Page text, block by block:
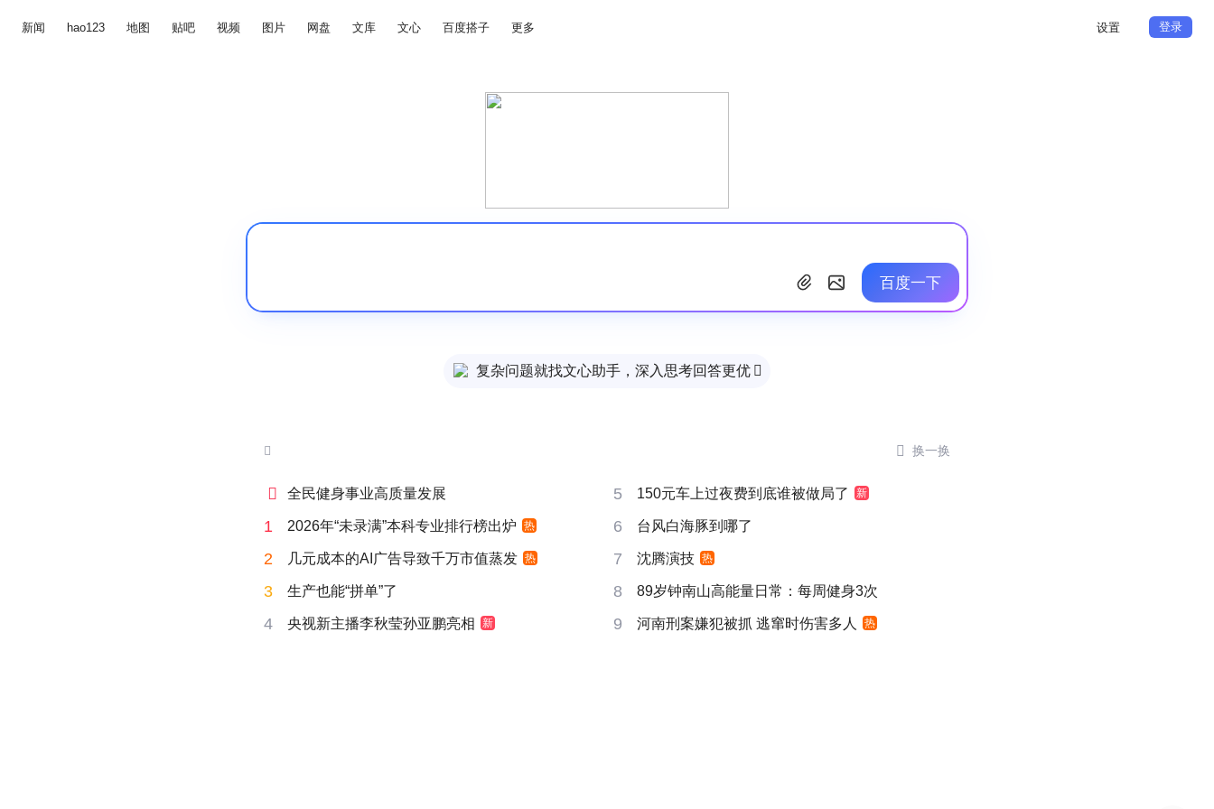
新闻 hao123 地图 贴吧 视频 图片 网盘 文库 文心 百度搭子 更多 设置 登录
百度一下
复杂问题就找文心助手，深入思考回答更优 
  换一换
 全民健身事业高质量发展 5 150元车上过夜费到底谁被做局了 新
1 2026年“未录满”本科专业排行榜出炉 热 6 台风白海豚到哪了
2 几元成本的AI广告导致千万市值蒸发 热 7 沈腾演技 热
3 生产也能“拼单”了 8 89岁钟南山高能量日常：每周健身3次
4 央视新主播李秋莹孙亚鹏亮相 新 9 河南刑案嫌犯被抓 逃窜时伤害多人 热